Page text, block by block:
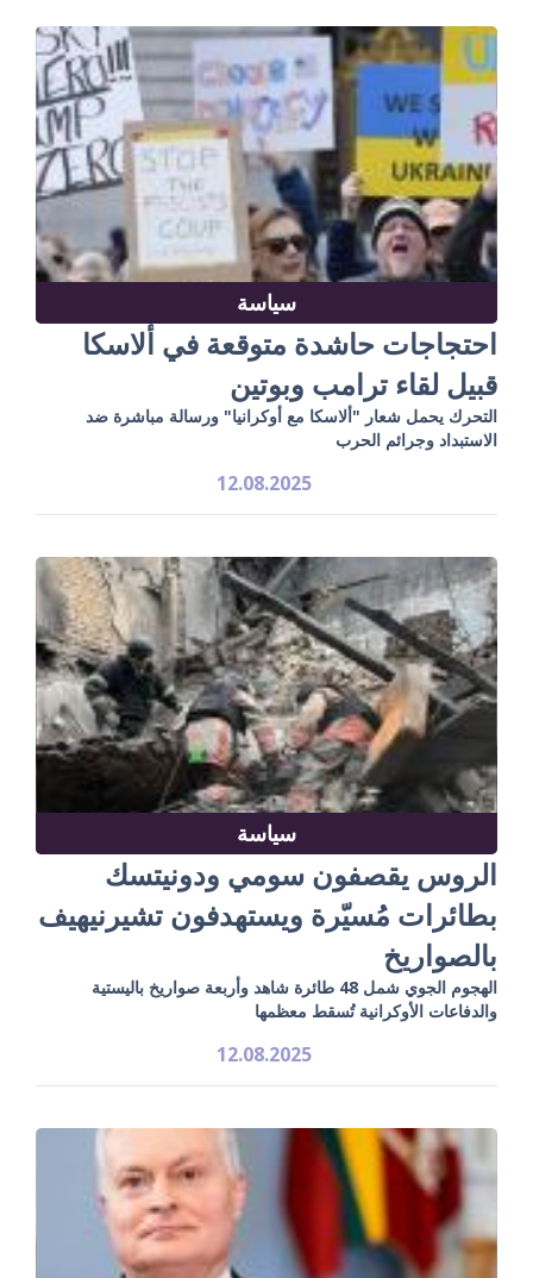
سياسة
احتجاجات حاشدة متوقعة في ألاسكا
قبيل لقاء ترامب وبوتين
التحرك يحمل شعار "ألاسكا مع أوكرانيا" ورسالة مباشرة ضد
الاستبداد وجرائم الحرب
12.08.2025
سياسة
الروس يقصفون سومي ودونيتسك
بطائرات مُسيّرة ويستهدفون تشيرنيهيف
بالصواريخ
الهجوم الجوي شمل 48 طائرة شاهد وأربعة صواريخ باليستية
والدفاعات الأوكرانية تُسقط معظمها
12.08.2025